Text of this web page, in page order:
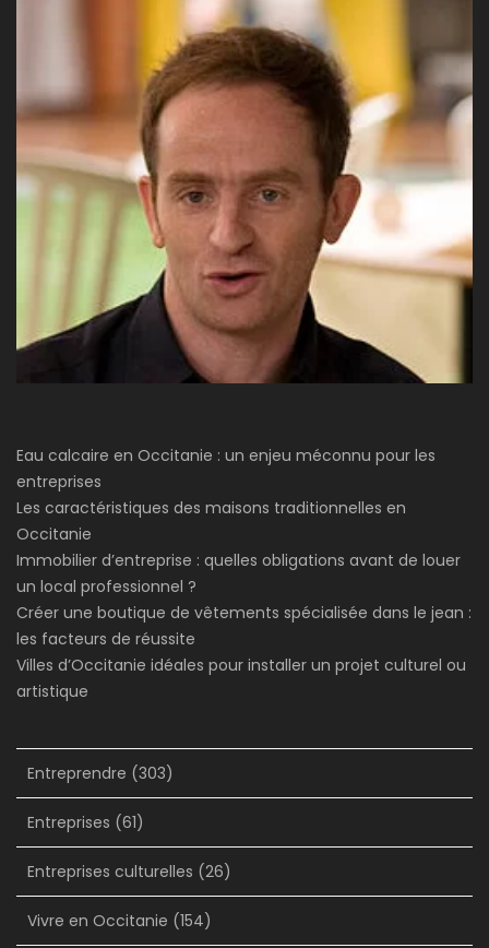
Eau calcaire en Occitanie : un enjeu méconnu pour les
entreprises
Les caractéristiques des maisons traditionnelles en
Occitanie
Immobilier d’entreprise : quelles obligations avant de louer
un local professionnel ?
Créer une boutique de vêtements spécialisée dans le jean :
les facteurs de réussite
Villes d’Occitanie idéales pour installer un projet culturel ou
artistique
Entreprendre (303)
Entreprises (61)
Entreprises culturelles (26)
Vivre en Occitanie (154)